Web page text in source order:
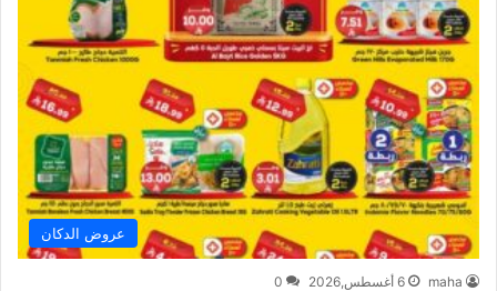
عروض الدكان
maha 6 أغسطس,2026 0